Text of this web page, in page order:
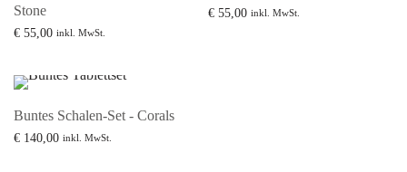
Stone
€ 55,00 inkl. MwSt.
€ 55,00 inkl. MwSt.
Buntes Schalen-Set - Corals
€ 140,00 inkl. MwSt.